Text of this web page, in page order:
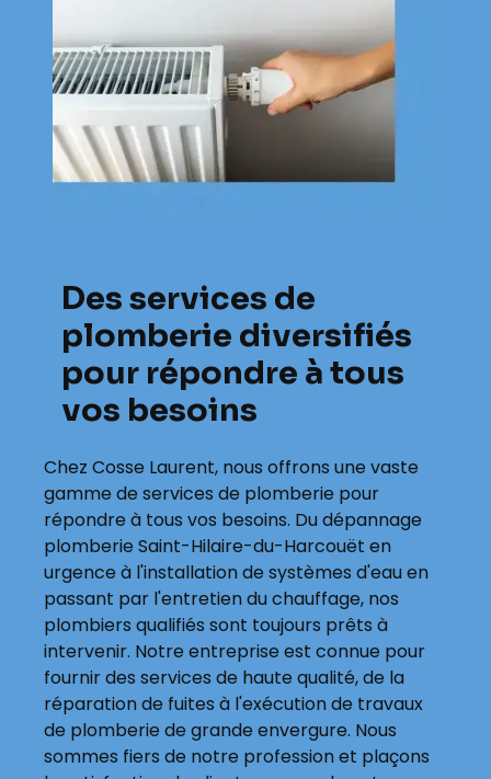
Des services de
plomberie diversifiés
pour répondre à tous
vos besoins
Chez Cosse Laurent, nous offrons une vaste
gamme de services de plomberie pour
répondre à tous vos besoins. Du dépannage
plomberie Saint-Hilaire-du-Harcouët en
urgence à l'installation de systèmes d'eau en
passant par l'entretien du chauffage, nos
plombiers qualifiés sont toujours prêts à
intervenir. Notre entreprise est connue pour
fournir des services de haute qualité, de la
réparation de fuites à l'exécution de travaux
de plomberie de grande envergure. Nous
sommes fiers de notre profession et plaçons